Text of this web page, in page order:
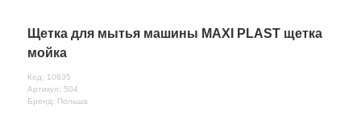
Щетка для мытья машины MAXI PLAST щетка
мойка
Код: 10635
Артикул: 504
Бренд: Польша